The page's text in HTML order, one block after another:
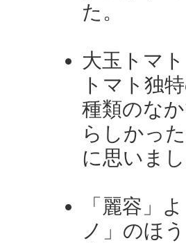
た。
大玉トマ
トマト独
種類のな
らしかっ
に思いま
「麗容」
ノ」のほ